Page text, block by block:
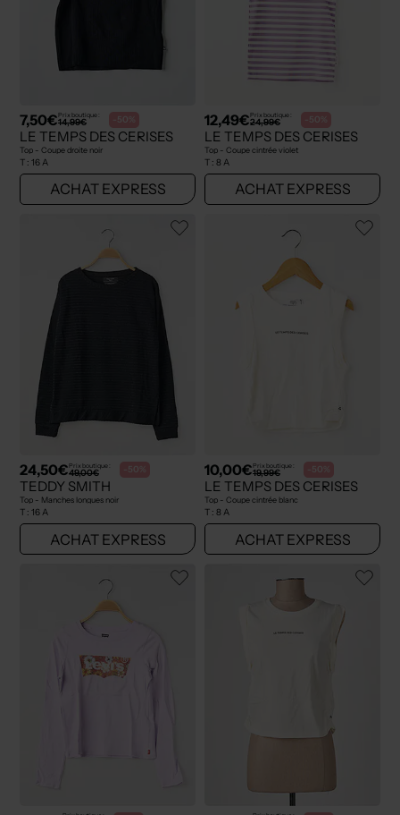
7,50€Prix boutique :
14,99€ -50%
LE TEMPS DES CERISES
Top - Coupe droite noir
T : 16 A
ACHAT EXPRESS
12,49€Prix boutique :
24,99€ -50%
LE TEMPS DES CERISES
Top - Coupe cintrée violet
T : 8 A
ACHAT EXPRESS
24,50€Prix boutique :
49,00€ -50%
TEDDY SMITH
Top - Manches longues noir
T : 16 A
ACHAT EXPRESS
10,00€Prix boutique :
19,99€ -50%
LE TEMPS DES CERISES
Top - Coupe cintrée blanc
T : 8 A
ACHAT EXPRESS